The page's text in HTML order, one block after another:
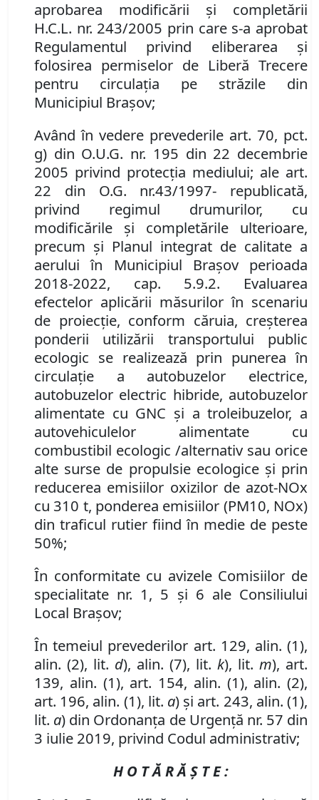
aprobarea modificării şi completării
H.C.L. nr. 243/2005 prin care s-a aprobat
Regulamentul privind eliberarea şi
folosirea permiselor de Liberă Trecere
pentru circulaţia pe străzile din
Municipiul Braşov;
Având în vedere prevederile art. 70, pct.
g) din O.U.G. nr. 195 din 22 decembrie
2005 privind protecţia mediului; ale art.
22 din O.G. nr.43/1997- republicată,
privind regimul drumurilor, cu
modificările şi completările ulterioare,
precum şi Planul integrat de calitate a
aerului în Municipiul Brașov perioada
2018-2022, cap. 5.9.2. Evaluarea
efectelor aplicării măsurilor în scenariu
de proiecție, conform căruia, creşterea
ponderii utilizării transportului public
ecologic se realizează prin punerea în
circulaţie a autobuzelor electrice,
autobuzelor electric hibride, autobuzelor
alimentate cu GNC şi a troleibuzelor, a
autovehiculelor alimentate cu
combustibil ecologic /alternativ sau orice
alte surse de propulsie ecologice şi prin
reducerea emisiilor oxizilor de azot-NOx
cu 310 t, ponderea emisiilor (PM10, NOx)
din traficul rutier fiind în medie de peste
50%;
În conformitate cu avizele Comisiilor de
specialitate nr. 1, 5 și 6 ale Consiliului
Local Brașov;
În temeiul prevederilor art. 129, alin. (1),
alin. (2), lit. d), alin. (7), lit. k), lit. m), art.
139, alin. (1), art. 154, alin. (1), alin. (2),
art. 196, alin. (1), lit. a) și art. 243, alin. (1),
lit. a) din Ordonanța de Urgență nr. 57 din
3 iulie 2019, privind Codul administrativ;
H O T Ă R Ă Ş T E :